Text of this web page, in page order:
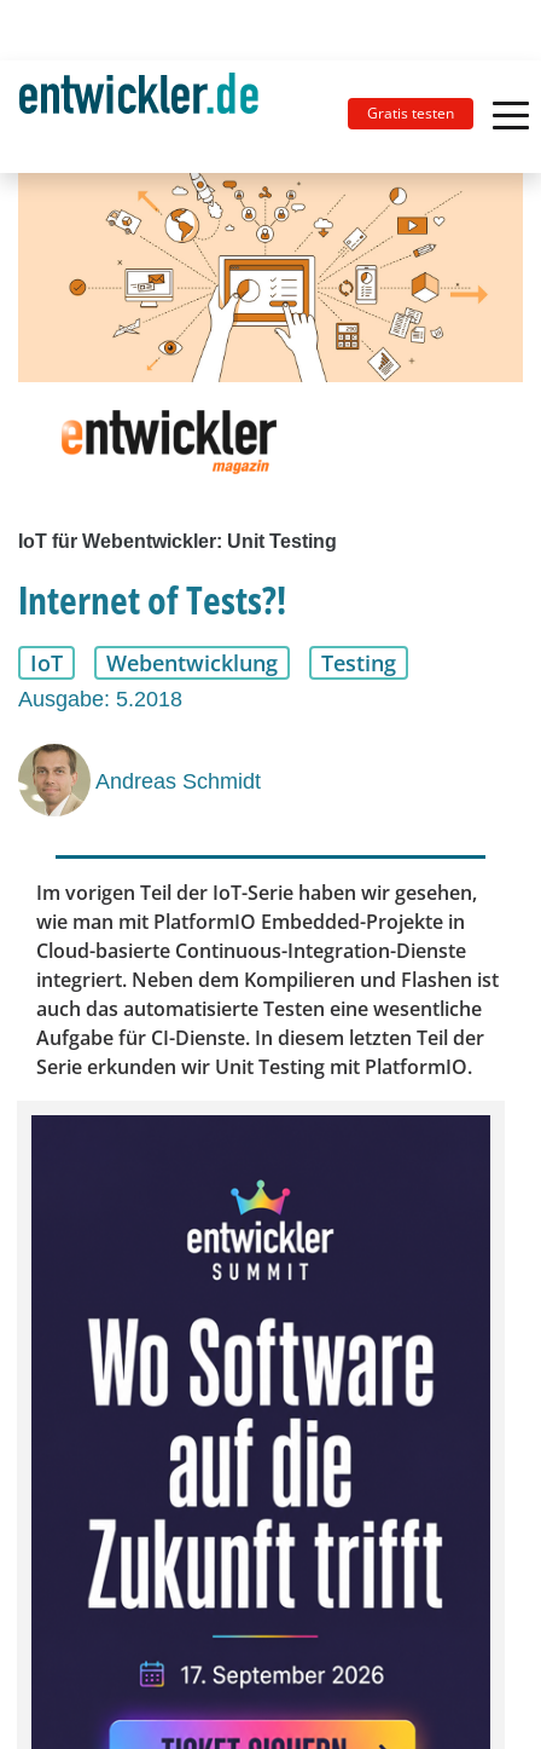
Gratis testen
IoT für Webentwickler: Unit Testing
Internet of Tests?!
IoT Webentwicklung Testing
Ausgabe: 5.2018
Andreas Schmidt
Im vorigen Teil der IoT-Serie haben wir gesehen,
wie man mit PlatformIO Embedded-Projekte in
Cloud-basierte Continuous-Integration-Dienste
integriert. Neben dem Kompilieren und Flashen ist
auch das automatisierte Testen eine wesentliche
Aufgabe für CI-Dienste. In diesem letzten Teil der
Serie erkunden wir Unit Testing mit PlatformIO.